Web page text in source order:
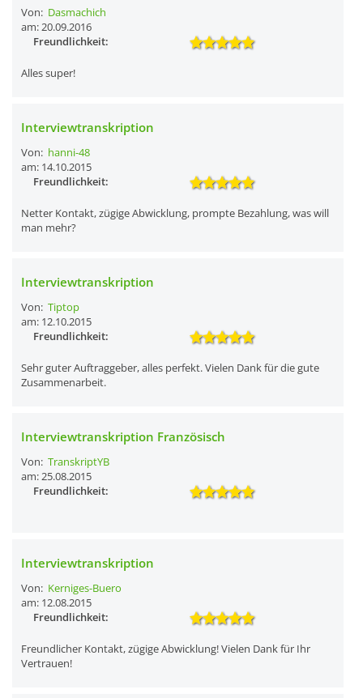
Von: Dasmachich
am: 20.09.2016
Freundlichkeit:
Alles super!
Interviewtranskription
Von: hanni-48
am: 14.10.2015
Freundlichkeit:
Netter Kontakt, zügige Abwicklung, prompte Bezahlung, was will
man mehr?
Interviewtranskription
Von: Tiptop
am: 12.10.2015
Freundlichkeit:
Sehr guter Auftraggeber, alles perfekt. Vielen Dank für die gute
Zusammenarbeit.
Interviewtranskription Französisch
Von: TranskriptYB
am: 25.08.2015
Freundlichkeit:
Interviewtranskription
Von: Kerniges-Buero
am: 12.08.2015
Freundlichkeit:
Freundlicher Kontakt, zügige Abwicklung! Vielen Dank für Ihr
Vertrauen!